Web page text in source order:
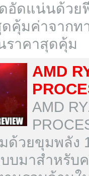
อัดแน่นด้วย
คุ้มค่าจากท
ราคาสุดคุ้ม
AMD
AMD
วยขุมพลัง
มาสำหรับค